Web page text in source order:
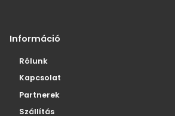
Információ
Rólunk
Kapcsolat
Partnerek
Szállítás